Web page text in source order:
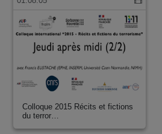
Colloque 2015 Récits et fictions
du terror…